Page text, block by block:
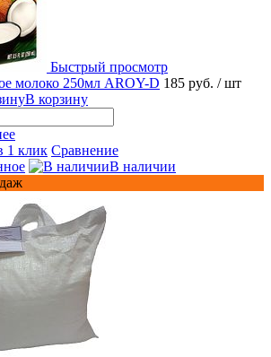
Быстрый просмотр
молоко 250мл AROY-D 185 руб. / шт
В корзину
1 клик Сравнение
В наличии